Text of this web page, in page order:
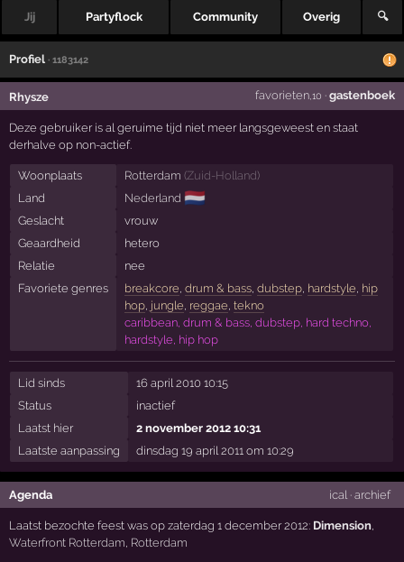
Jij Partyflock Community Overig 🔍
Profiel · 1183142
Rhysze favorieten,10 · gastenboek
Deze gebruiker is al geruime tijd niet meer langsgeweest en staat
derhalve op non-actief.
Woonplaats Rotterdam (Zuid-Holland)
Land
Nederland 🇳🇱
Geslacht
vrouw
Geaardheid
hetero
Relatie
nee
Favoriete genres
breakcore drum & bass, dubstep, hardstyle hip
hop, jungle reggae tekno
caribbean, drum & bass, dubstep, hard techno,
hardstyle, hip hop
Lid sinds
16 april 2010 10:15
Status
inactief
Laatst hier
2 november 2012 10:31
Laatste aanpassing
dinsdag 19 april 2011 om 10:29
Agenda ical · archief
Laatst bezochte feest was op zaterdag 1 december 2012: Dimension,
Waterfront Rotterdam, Rotterdam